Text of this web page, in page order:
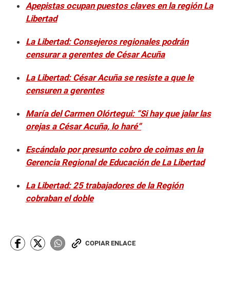
Apepistas ocupan puestos claves en la región La
Libertad
La Libertad: Consejeros regionales podrán
censurar a gerentes de César Acuña
La Libertad: César Acuña se resiste a que le
censuren a gerentes
María del Carmen Olórtegui: “Si hay que jalar las
orejas a César Acuña, lo haré”
Escándalo por presunto cobro de coimas en la
Gerencia Regional de Educación de La Libertad
La Libertad: 25 trabajadores de la Región
cobraban el doble
COPIAR ENLACE